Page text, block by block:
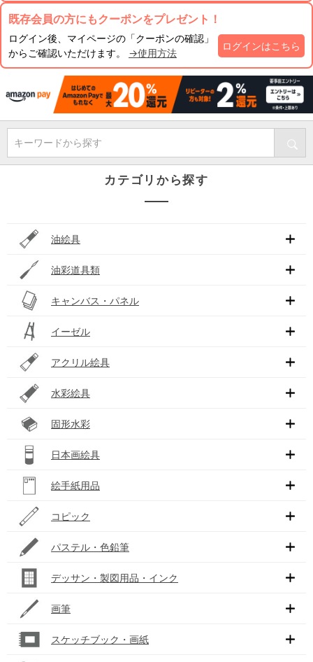
既存会員の方にもクーポンをプレゼント！
ログイン後、マイページの「クーポンの確認」
からご確認いただけます。 →使用方法
ログインはこちら
キーワードから探す
カテゴリから探す
油絵具
油彩道具類
キャンバス・パネル
イーゼル
アクリル絵具
水彩絵具
固形水彩
日本画絵具
絵手紙用品
コピック
パステル・色鉛筆
デッサン・製図用品・インク
画筆
スケッチブック・画紙